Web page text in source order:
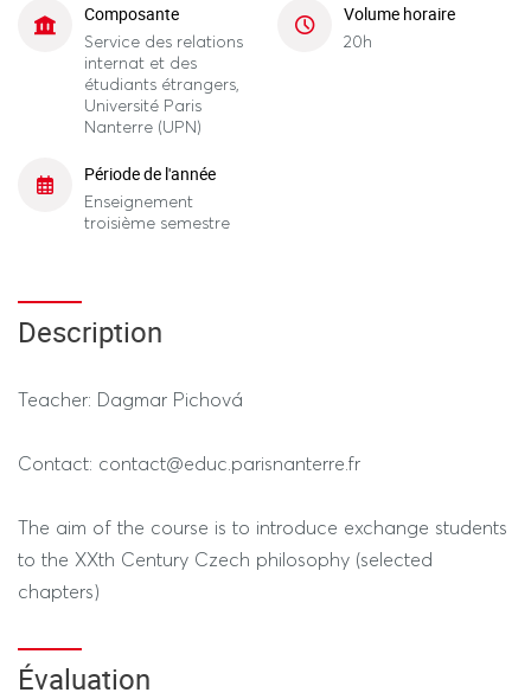
Composante
Service des relations
internat et des
étudiants étrangers,
Université Paris
Nanterre (UPN)
Volume horaire
20h
Période de l'année
Enseignement
troisième semestre
Description
Teacher: Dagmar Pichová
Contact: contact@educ.parisnanterre.fr
The aim of the course is to introduce exchange students
to the XXth Century Czech philosophy (selected
chapters)
Évaluation